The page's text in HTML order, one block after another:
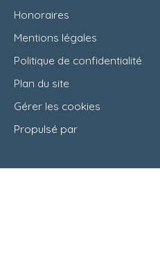
Honoraires
Mentions légales
Politique de confidentialité
Plan du site
Gérer les cookies
Propulsé par